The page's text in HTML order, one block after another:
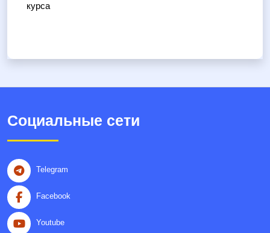
курса
Социальные сети
Telegram
Facebook
Youtube